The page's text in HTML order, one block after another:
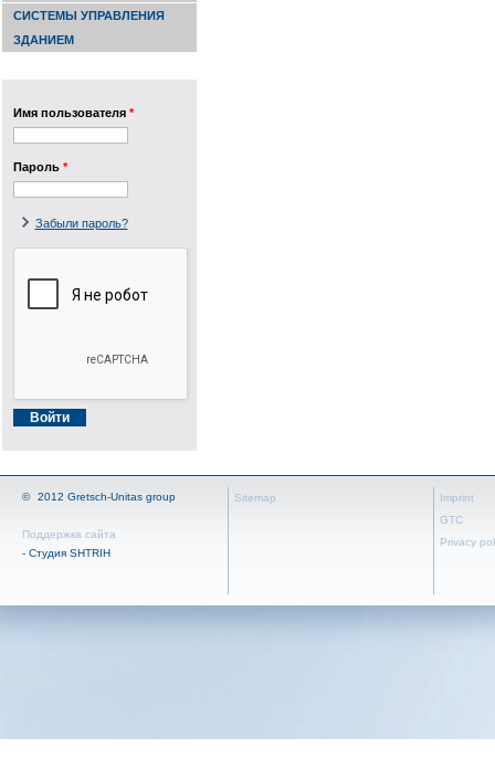
СИСТЕМЫ УПРАВЛЕНИЯ
ЗДАНИЕМ
Имя пользователя *
Пароль *
Забыли пароль?
© 2012 Gretsch-Unitas group
Поддержка сайта
- Студия SHTRIH
Sitemap
Imprint
GTC
Privacy